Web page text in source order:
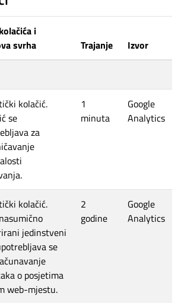
i
svrha
Trajanje Izvor
kolačić.
se
za
1
minuta
Google
Analytics
kolačić.
jedinstveni
se
o posjetima
web-mjestu.
2
godine
Google
Analytics